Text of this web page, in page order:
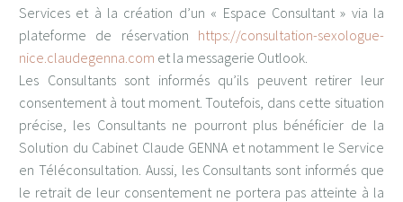
Services et à la création d’un « Espace Consultant » via la
plateforme de réservation https://consultation-sexologue-
nice.claudegenna.com et la messagerie Outlook.
Les Consultants sont informés qu’ils peuvent retirer leur
consentement à tout moment. Toutefois, dans cette situation
précise, les Consultants ne pourront plus bénéficier de la
Solution du Cabinet Claude GENNA et notamment le Service
en Téléconsultation. Aussi, les Consultants sont informés que
le retrait de leur consentement ne portera pas atteinte à la